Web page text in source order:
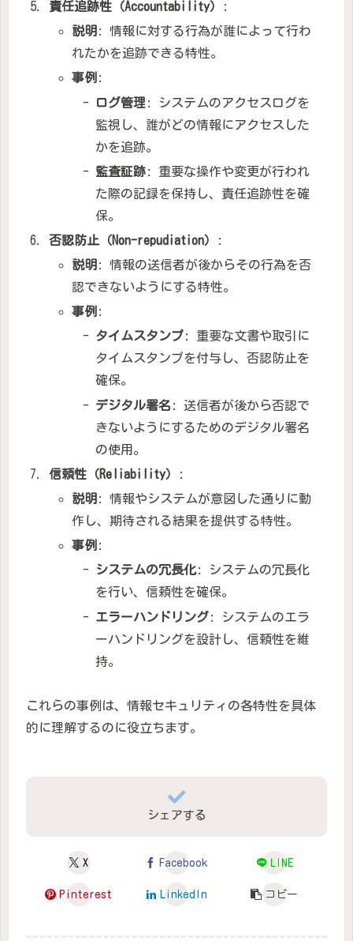
責任追跡性（Accountability）
:
説明 : 情報に対する行為が誰によって行わ
れたかを追跡できる特性。
事例 :
ログ管理 : システムのアクセスログを
監視し、誰がどの情報にアクセスした
かを追跡。
監査証跡: 重要な操作や変更が行われ
た際の記録を保持し、責任追跡性を確
保。
否認防止（Non-repudiation）
:
説明 : 情報の送信者が後からその行為を否
認できないようにする特性。
事例 :
タイムスタンプ: 重要な文書や取引に
タイムスタンプを付与し、否認防止を
確保。
デジタル署名 : 送信者が後から否認で
きないようにするためのデジタル署名
の使用。
信頼性（Reliability）
:
説明 : 情報やシステムが意図した通りに動
作し、期待される結果を提供する特性。
事例 :
システムの冗長化: システムの冗長化
を行い、信頼性を確保。
エラーハンドリング: システムのエラ
ーハンドリングを設計し、信頼性を維
持。
これらの事例は、情報セキュリティの各特性を具体
的に理解するのに役立ちます。
シェアする
X Facebook LINE
Pinterest LinkedIn コピー